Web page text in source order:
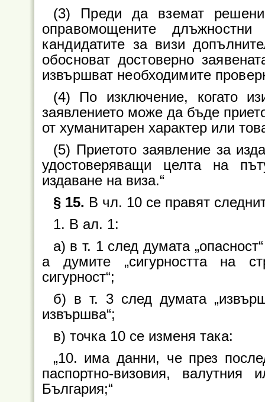
(3) Преди да вземат
оправомощените
кандидатите за визи
обосноват достоверно
извършват необходимите
(4) По изключение, когато
заявлението може да бъде
от хуманитарен характер или
(5) Приетото заявление за
удостоверяващи целта на
издаване на виза.“
§ 15. В чл. 10 се правят
1. В ал. 1:
а) в т. 1 след думата
а думите „сигурността на
сигурност“;
б) в т. 3 след думата
извършва“;
в) точка 10 се изменя така:
„10. има данни, че през
паспортно-визовия,
България;“